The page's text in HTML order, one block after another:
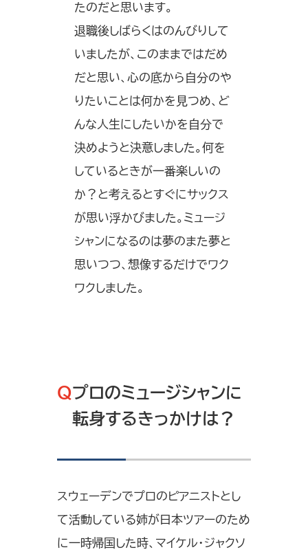
たのだと思います。
退職後しばらくはのんびりして
いましたが、このままではだめ
だと思い、心の底から自分のや
りたいことは何かを見つめ、ど
んな人生にしたいかを自分で
決めようと決意しました。何を
しているときが一番楽しいの
か？と考えるとすぐにサックス
が思い浮かびました。ミュージ
シャンになるのは夢のまた夢と
思いつつ、想像するだけでワク
ワクしました。
Qプロのミュージシャンに
転身するきっかけは？
スウェーデンでプロのピアニストとし
て活動している姉が日本ツアーのため
に一時帰国した時、マイケル・ジャクソ